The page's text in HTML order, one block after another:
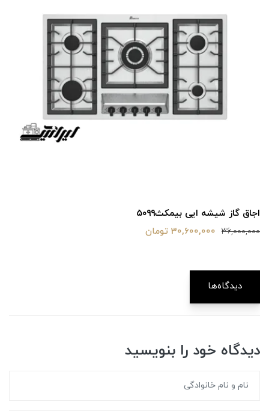
اجاق گاز شیشه ایی بیمکث۵۰۹۹
36,000,000 30,600,000 تومان
دیدگاه‌ها
دیدگاه خود را بنویسید